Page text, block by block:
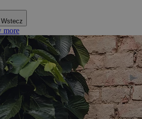
Wstecz
more